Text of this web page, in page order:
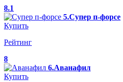
8.1
5.Супер п-форсе
Купить
Рейтинг
8
6.Аванафил
Купить